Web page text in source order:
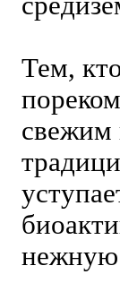
Тем,
свежим
нежную